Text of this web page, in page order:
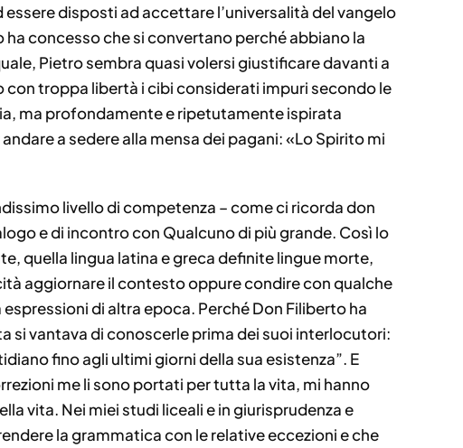
disposti ad accettare l’universalità del vangelo
concesso che si convertano perché abbiano la
Pietro sembra quasi volersi giustificare davanti a
troppa libertà i cibi considerati impuri secondo le
ma profondamente e ripetutamente ispirata
a sedere alla mensa dei pagani: «Lo Spirito mi
livello di competenza – come ci ricorda don
e di incontro con Qualcuno di più grande. Così lo
quella lingua latina e greca definite lingue morte,
aggiornare il contesto oppure condire con qualche
di altra epoca. Perché Don Filiberto ha
si vantava di conoscerle prima dei suoi interlocutori:
fino agli ultimi giorni della sua esistenza”. E
me li sono portati per tutta la vita, mi hanno
vita. Nei miei studi liceali e in giurisprudenza e
la grammatica con le relative eccezioni e che